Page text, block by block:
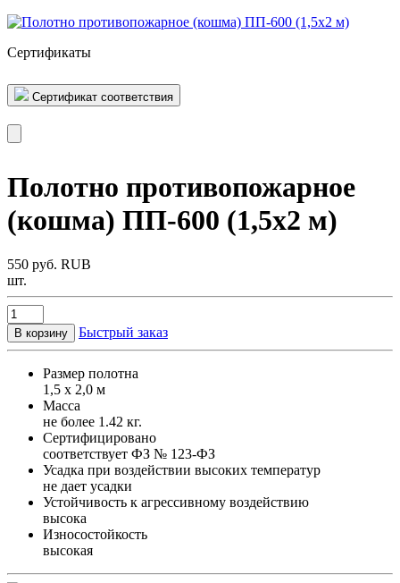
Сертификаты
Сертификат соответствия
Полотно противопожарное
(кошма) ПП-600 (1,5х2 м)
550 руб. RUB
шт.
В корзину Быстрый заказ
Размер полотна
1,5 х 2,0 м
Масса
не более 1.42 кг.
Сертифицировано
соответствует ФЗ № 123-ФЗ
Усадка при воздействии высоких температур
не дает усадки
Устойчивость к агрессивному воздействию
высока
Износостойкость
высокая